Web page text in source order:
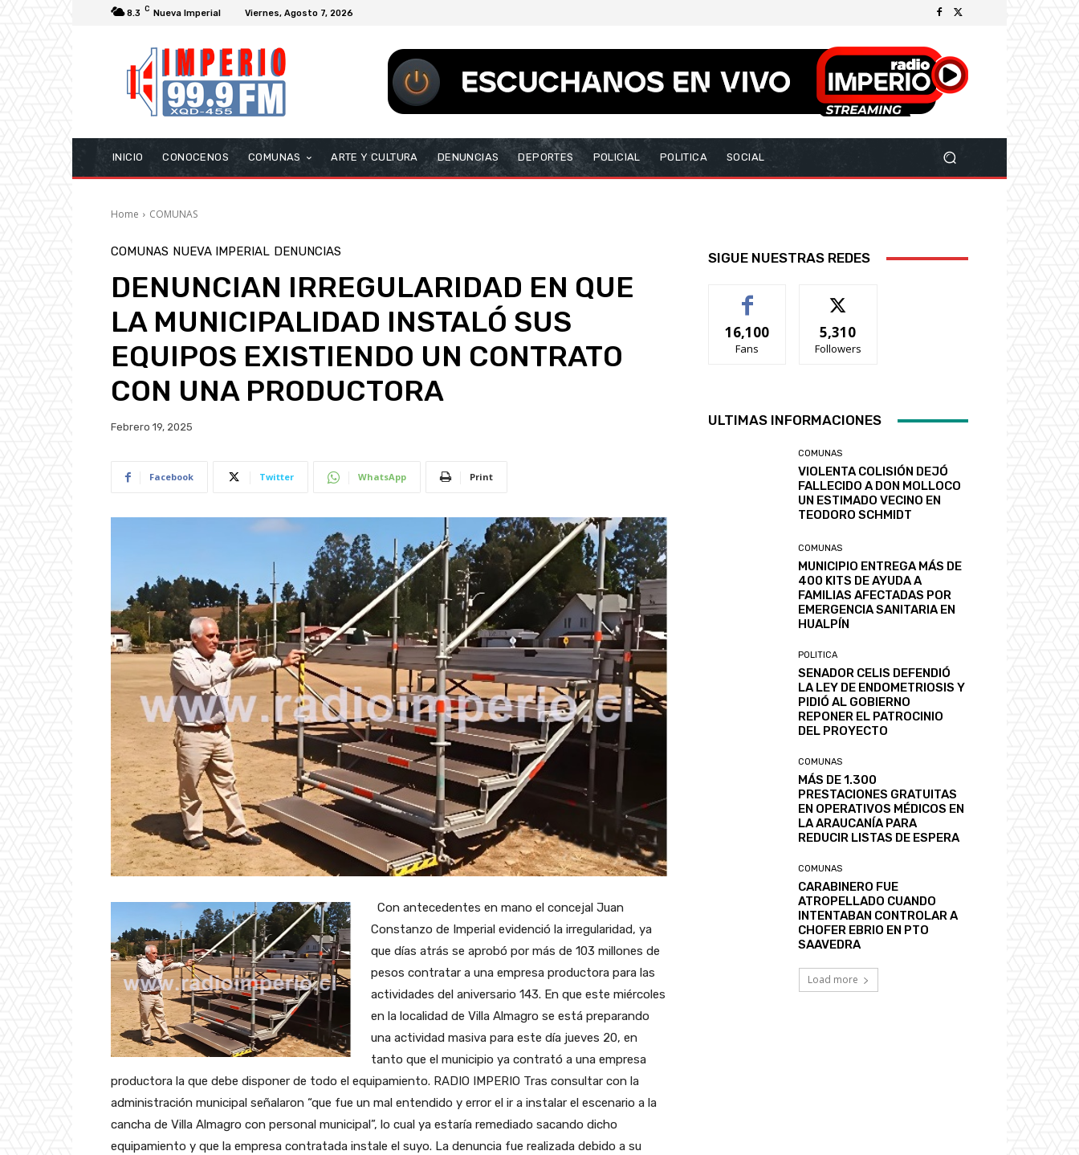
8.3 C Nueva Imperial Viernes, Agosto 7, 2026
INICIO CONOCENOS COMUNAS ARTE Y CULTURA DENUNCIAS DEPORTES POLICIAL POLITICA SOCIAL
Home COMUNAS
COMUNAS NUEVA IMPERIAL DENUNCIAS
DENUNCIAN IRREGULARIDAD EN QUE
LA MUNICIPALIDAD INSTALÓ SUS
EQUIPOS EXISTIENDO UN CONTRATO
CON UNA PRODUCTORA
Febrero 19, 2025
Facebook Twitter WhatsApp Print
Con antecedentes en mano el concejal Juan
Constanzo de Imperial evidenció la irregularidad, ya
que días atrás se aprobó por más de 103 millones de
pesos contratar a una empresa productora para las
actividades del aniversario 143. En que este miércoles
en la localidad de Villa Almagro se está preparando
una actividad masiva para este día jueves 20, en
tanto que el municipio ya contrató a una empresa
productora la que debe disponer de todo el equipamiento. RADIO IMPERIO Tras consultar con la
administración municipal señalaron “que fue un mal entendido y error el ir a instalar el escenario a la
cancha de Villa Almagro con personal municipal”, lo cual ya estaría remediado sacando dicho
equipamiento y que la empresa contratada instale el suyo. La denuncia fue realizada debido a su
SIGUE NUESTRAS REDES
16,100
Fans
5,310
Followers
ULTIMAS INFORMACIONES
COMUNAS
VIOLENTA COLISIÓN DEJÓ
FALLECIDO A DON MOLLOCO
UN ESTIMADO VECINO EN
TEODORO SCHMIDT
COMUNAS
MUNICIPIO ENTREGA MÁS DE
400 KITS DE AYUDA A
FAMILIAS AFECTADAS POR
EMERGENCIA SANITARIA EN
HUALPÍN
POLITICA
SENADOR CELIS DEFENDIÓ
LA LEY DE ENDOMETRIOSIS Y
PIDIÓ AL GOBIERNO
REPONER EL PATROCINIO
DEL PROYECTO
COMUNAS
MÁS DE 1.300
PRESTACIONES GRATUITAS
EN OPERATIVOS MÉDICOS EN
LA ARAUCANÍA PARA
REDUCIR LISTAS DE ESPERA
COMUNAS
CARABINERO FUE
ATROPELLADO CUANDO
INTENTABAN CONTROLAR A
CHOFER EBRIO EN PTO
SAAVEDRA
Load more